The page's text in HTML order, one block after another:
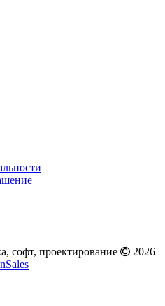
софт, проектирование
2026